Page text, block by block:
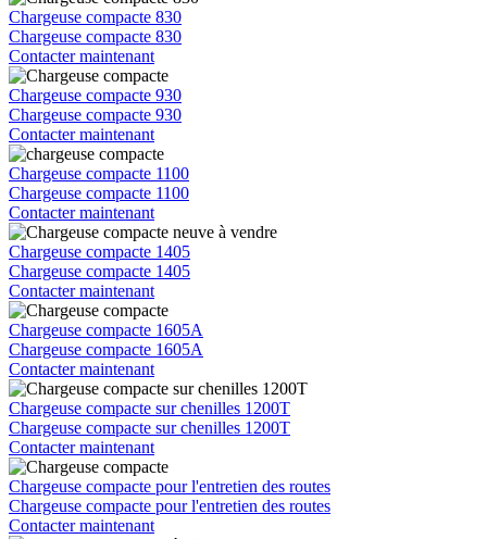
Chargeuse compacte 830
Chargeuse compacte 830
Contacter maintenant
Chargeuse compacte 930
Chargeuse compacte 930
Contacter maintenant
Chargeuse compacte 1100
Chargeuse compacte 1100
Contacter maintenant
Chargeuse compacte 1405
Chargeuse compacte 1405
Contacter maintenant
Chargeuse compacte 1605A
Chargeuse compacte 1605A
Contacter maintenant
Chargeuse compacte sur chenilles 1200T
Chargeuse compacte sur chenilles 1200T
Contacter maintenant
Chargeuse compacte pour l'entretien des routes
Chargeuse compacte pour l'entretien des routes
Contacter maintenant